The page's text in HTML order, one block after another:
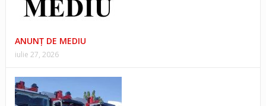
ANUNŢ DE MEDIU
iulie 27, 2026